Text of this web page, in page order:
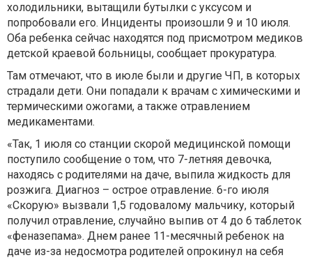
холодильники, вытащили бутылки с уксусом и
попробовали его. Инциденты произошли 9 и 10 июля.
Оба ребенка сейчас находятся под присмотром медиков
детской краевой больницы, сообщает прокуратура.
Там отмечают, что в июле были и другие ЧП, в которых
страдали дети. Они попадали к врачам с химическими и
термическими ожогами, а также отравлением
медикаментами.
«Так, 1 июля со станции скорой медицинской помощи
поступило сообщение о том, что 7-летняя девочка,
находясь с родителями на даче, выпила жидкость для
розжига. Диагноз – острое отравление. 6-го июля
«Скорую» вызвали 1,5 годовалому мальчику, который
получил отравление, случайно выпив от 4 до 6 таблеток
«феназепама». Днем ранее 11-месячный ребенок на
даче из-за недосмотра родителей опрокинул на себя